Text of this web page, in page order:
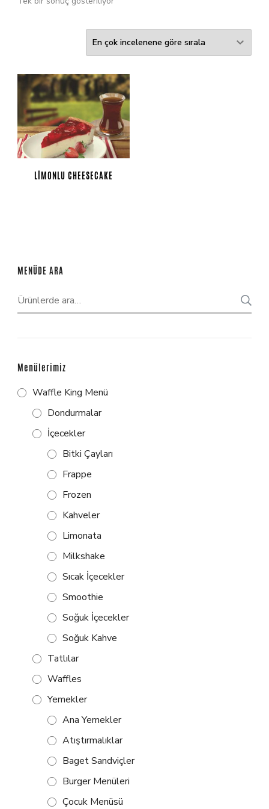
LIMONLU CHEESECAKE
MENÜDE ARA
Menülerimiz
Waffle King Menü
Dondurmalar
İçecekler
Bitki Çayları
Frappe
Frozen
Kahveler
Limonata
Milkshake
Sıcak İçecekler
Smoothie
Soğuk İçecekler
Soğuk Kahve
Tatlılar
Waffles
Yemekler
Ana Yemekler
Atıştırmalıklar
Baget Sandviçler
Burger Menüleri
Çocuk Menüsü